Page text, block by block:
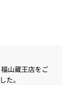
山蔵王店をご
た。